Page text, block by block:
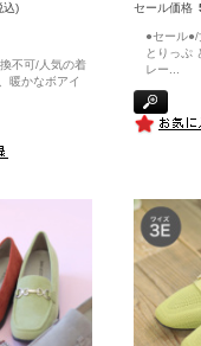
込)
不可/人気の着
暖かなボアイ
セール価格
●セール●/
とりっぷ
レー